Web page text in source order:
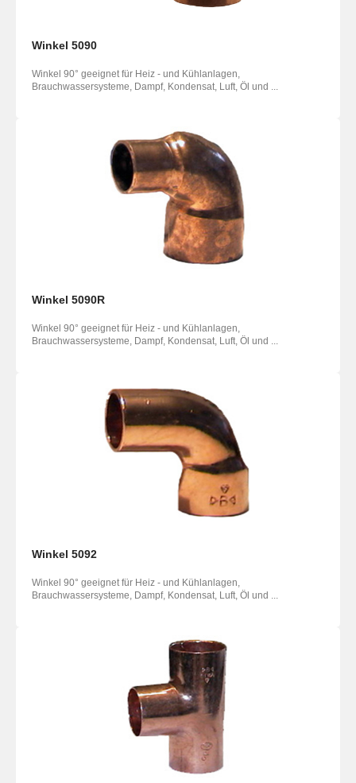
Winkel 5090
Winkel 90° geeignet für Heiz - und Kühlanlagen,
Brauchwassersysteme, Dampf, Kondensat, Luft, Öl und ...
Winkel 5090R
Winkel 90° geeignet für Heiz - und Kühlanlagen,
Brauchwassersysteme, Dampf, Kondensat, Luft, Öl und ...
Winkel 5092
Winkel 90° geeignet für Heiz - und Kühlanlagen,
Brauchwassersysteme, Dampf, Kondensat, Luft, Öl und ...